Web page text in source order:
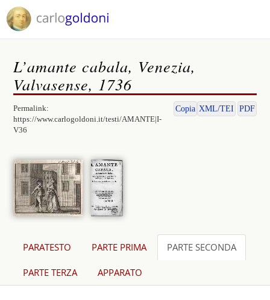
L’amante cabala, Venezia,
Valvasense, 1736
Permalink:
https://www.carlogoldoni.it/testi/AMANTE|I-
V36
Copia XML/TEI PDF
PARATESTO PARTE PRIMA PARTE SECONDA
PARTE TERZA APPARATO